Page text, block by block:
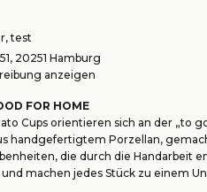
test
20251 Hamburg
anzeigen
FOR HOME
Cups orientieren sich an der „to
handgefertigtem Porzellan,
die durch die Handarbeit
machen jedes Stück zu einem